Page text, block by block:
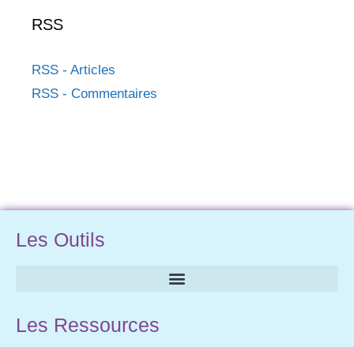
RSS
RSS - Articles
RSS - Commentaires
Les Outils
Les Ressources